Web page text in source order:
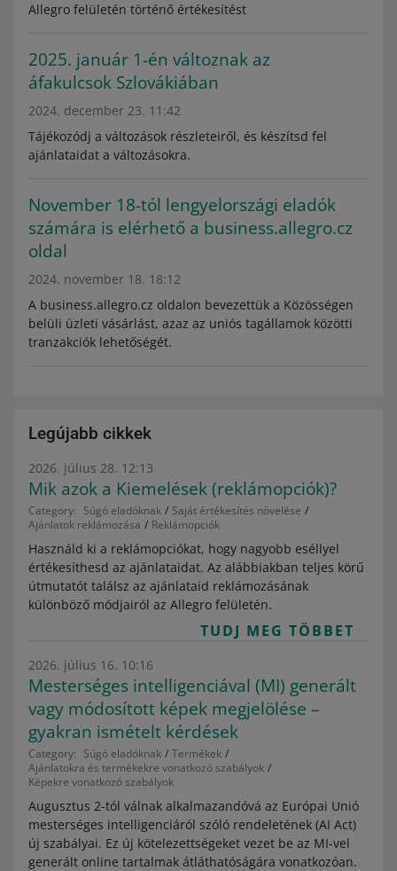
Allegro felületén történő értékesítést
2025. január 1-én változnak az
áfakulcsok Szlovákiában
2024. december 23. 11:42
Tájékozódj a változások részleteiről, és készítsd fel
ajánlataidat a változásokra.
November 18-tól lengyelországi eladók
számára is elérhető a business.allegro.cz
oldal
2024. november 18. 18:12
A business.allegro.cz oldalon bevezettük a Közösségen
belüli üzleti vásárlást, azaz az uniós tagállamok közötti
tranzakciók lehetőségét.
Legújabb cikkek
2026. július 28. 12:13
Mik azok a Kiemelések (reklámopciók)?
Category: Súgó eladóknak
Saját értékesítés növelése
Ajánlatok reklámozása
Reklámopciók
Használd ki a reklámopciókat, hogy nagyobb eséllyel
értékesíthesd az ajánlataidat. Az alábbiakban teljes körű
útmutatót találsz az ajánlataid reklámozásának
különböző módjairól az Allegro felületén.
TUDJ MEG TÖBBET
2026. július 16. 10:16
Mesterséges intelligenciával (MI) generált
vagy módosított képek megjelölése –
gyakran ismételt kérdések
Category: Súgó eladóknak
Termékek
Ajánlatokra és termékekre vonatkozó szabályok
Képekre vonatkozó szabályok
Augusztus 2-tól válnak alkalmazandóvá az Európai Unió
mesterséges intelligenciáról szóló rendeletének (AI Act)
új szabályai. Ez új kötelezettségeket vezet be az MI-vel
generált online tartalmak átláthatóságára vonatkozóan.